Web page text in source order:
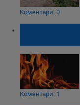
Коментари: 0
Коментари: 1